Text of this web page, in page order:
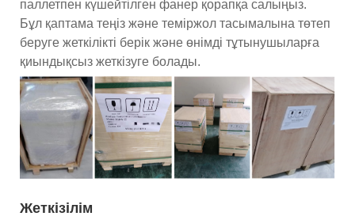
паллетпен күшейтілген фанер қорапқа салыңыз.
Бұл қаптама теңіз және теміржол тасымалына төтеп
беруге жеткілікті берік және өнімді тұтынушыларға
қиындықсыз жеткізуге болады.
Жеткізілім